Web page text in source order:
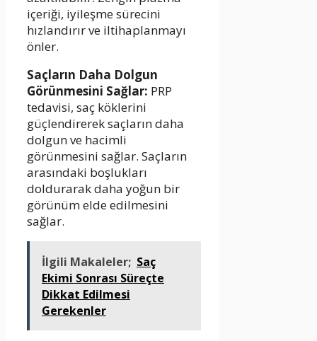
içeriği, iyileşme sürecini
hızlandırır ve iltihaplanmayı
önler.
Saçların Daha Dolgun
Görünmesini Sağlar: PRP
tedavisi, saç köklerini
güçlendirerek saçların daha
dolgun ve hacimli
görünmesini sağlar. Saçların
arasındaki boşlukları
doldurarak daha yoğun bir
görünüm elde edilmesini
sağlar.
İlgili Makaleler; Saç
Ekimi Sonrası Süreçte
Dikkat Edilmesi
Gerekenler